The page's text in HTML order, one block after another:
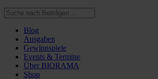
Blog
Ausgaben
Gewinnspiele
Events & Termine
Über BIORAMA
Shop